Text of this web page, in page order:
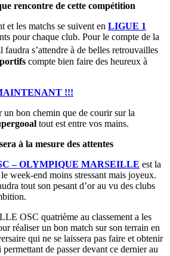
rencontre de cette compétition
et les matchs se suivent en LIGUE 1
pour chaque club. Pour le compte de la
faudra s’attendre à de belles retrouvailles
compte bien faire des heureux à
!!!
un bon chemin que de courir sur la
tout est entre vos mains.
à la mesure des attentes
– OLYMPIQUE MARSEILLE est la
week-end moins stressant mais joyeux.
tout son pesant d’or au vu des clubs
OSC quatrième au classement a les
réaliser un bon match sur son terrain en
qui ne se laissera pas faire et obtenir
de passer devant ce dernier au